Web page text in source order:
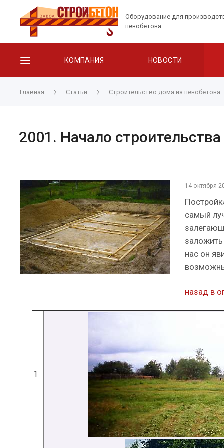
Оборудование для
пенобетона.
КОМПАНИЯ НОВОСТИ
Главная Статьи Строительство дома из пенобетона
2001. Начало
14 октября
самый
нас он
назад в
1